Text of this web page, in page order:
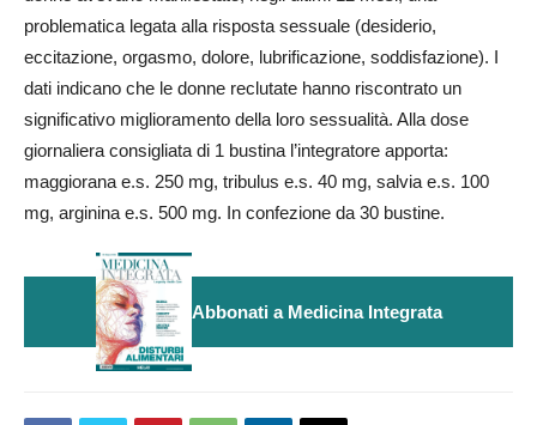
problematica legata alla risposta sessuale (desiderio,
eccitazione, orgasmo, dolore, lubrificazione, soddisfazione). I
dati indicano che le donne reclutate hanno riscontrato un
significativo miglioramento della loro sessualità. Alla dose
giornaliera consigliata di 1 bustina l’integratore apporta:
maggiorana e.s. 250 mg, tribulus e.s. 40 mg, salvia e.s. 100
mg, arginina e.s. 500 mg. In confezione da 30 bustine.
Abbonati a Medicina Integrata